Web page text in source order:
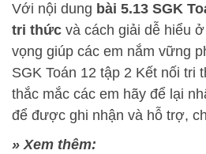
Với nội dung bài 5.13 SGK
tri thức và cách giải dễ hiểu
vọng giúp các em nắm vững
SGK Toán 12 tập 2 Kết nối tri
thắc mắc các em hãy để lại
để được ghi nhận và hỗ trợ,
» Xem thêm: